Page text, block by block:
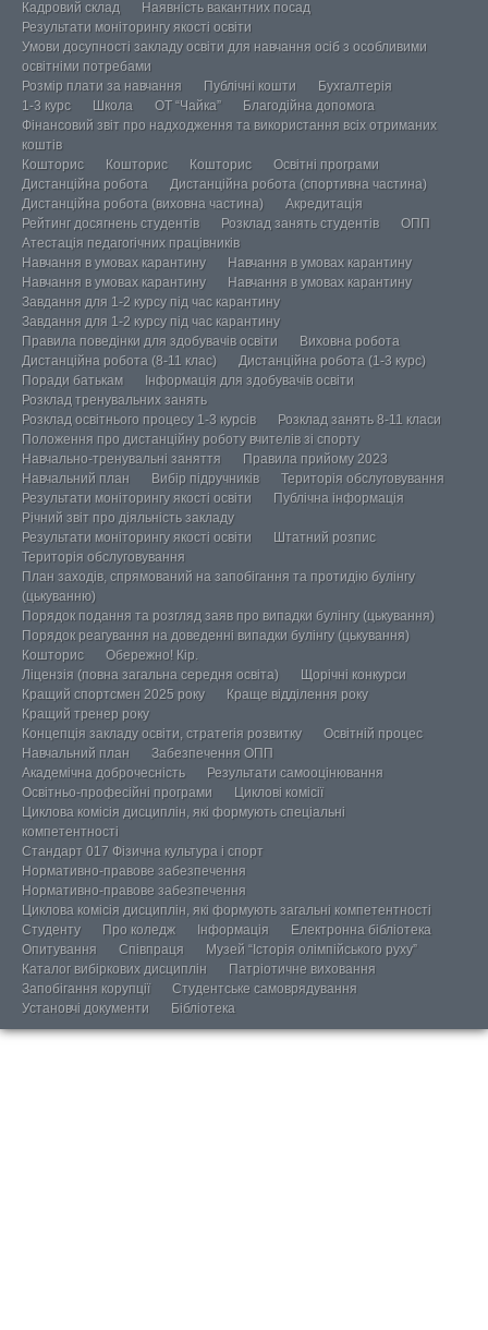
Кадровий склад
Наявність вакантних посад
Результати моніторингу якості освіти
Умови досупності закладу освіти для навчання осіб з особливими
освітніми потребами
Розмір плати за навчання
Публічні кошти
Бухгалтерія
1-3 курс
Школа ОТ “Чайка”
Благодійна допомога
Фінансовий звіт про надходження та використання всіх отриманих
коштів
Кошторис
Кошторис Кошторис
Освітні програми
Дистанційна робота
Дистанційна робота (спортивна частина)
Дистанційна робота (виховна частина)
Акредитація
Рейтинг досягнень студентів
Розклад занять студентів
ОПП
Атестація педагогічних працівників
Навчання в умовах карантину
Навчання в умовах карантину
Навчання в умовах карантину
Навчання в умовах карантину
Завдання для 1-2 курсу під час карантину
Завдання для 1-2 курсу під час карантину
Правила поведінки для здобувачів освіти
Виховна робота
Дистанційна робота (8-11 клас)
Дистанційна робота (1-3 курс)
Поради батькам
Інформація для здобувачів освіти
Розклад тренувальних занять
Розклад освітнього процесу 1-3 курсів
Розклад занять 8-11 класи
Положення про дистанційну роботу вчителів зі спорту
Навчально-тренувальні заняття
Правила прийому 2023
Навчальний план
Вибір підручників
Територія обслуговування
Результати моніторингу якості освіти
Публічна інформація
Річний звіт про діяльність закладу
Результати моніторингу якості освіти
Штатний розпис
Територія обслуговування
План заходів, спрямований на запобігання та протидію булінгу
(цькуванню)
Порядок подання та розгляд заяв про випадки булінгу (цькування)
Порядок реагування на доведенні випадки булінгу (цькування)
Кошторис
Обережно! Кір.
Ліцензія (повна загальна середня освіта)
Щорічні конкурси
Кращий спортсмен 2025 року
Краще відділення року
Кращий тренер року
Концепція закладу освіти, стратегія розвитку
Освітній процес
Навчальний план
Забезпечення ОПП
Академічна доброчесність
Результати самооцінювання
Освітньо-професійні програми
Циклові комісії
Циклова комісія дисциплін, які формують спеціальні
компетентності
Стандарт 017 Фізична культура і спорт
Нормативно-правове забезпечення
Нормативно-правове забезпечення
Циклова комісія дисциплін, які формують загальні компетентності
Студенту
Про коледж Інформація
Електронна бібліотека
Опитування
Співпраця
Музей “Історія олімпійського руху”
Каталог вибіркових дисциплін
Патріотичне виховання
Запобігання корупції
Студентське самоврядування
Установчі документи
Бібліотека